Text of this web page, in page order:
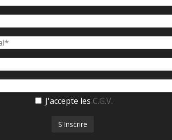
J'accepte les C.G.V.